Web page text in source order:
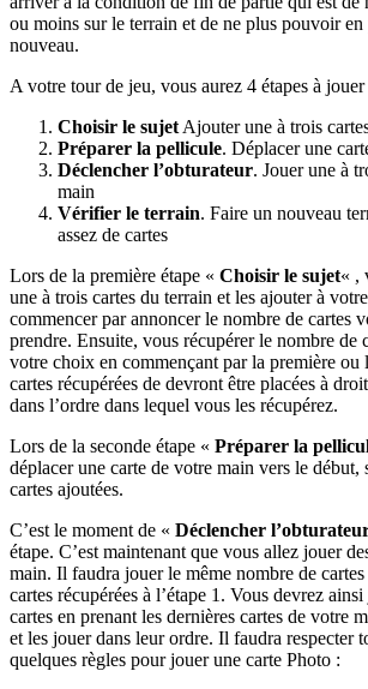
ou moins sur le terrain et de ne plus pouvoir en
nouveau.
A votre tour de jeu, vous aurez 4 étapes à jouer
Choisir le sujetAjouter une à trois
Préparer la pellicule. Déplacer une
Déclencher l’obturateur. Jouer une à
main
Vérifier le terrain. Faire un nouveau
assez de cartes
Lors de la première étape « Choisir le sujet« ,
une à trois cartes du terrain et les ajouter à
commencer par annoncer le nombre de cartes
prendre. Ensuite, vous récupérer le nombre de
votre choix en commençant par la première ou
cartes récupérées de devront être placées à
dans l’ordre dans lequel vous les récupérez.
Lors de la seconde étape « Préparer la
déplacer une carte de votre main vers le début,
cartes ajoutées.
C’est le moment de « Déclencher
étape. C’est maintenant que vous allez jouer
main. Il faudra jouer le même nombre de
cartes récupérées à l’étape 1. Vous devrez
cartes en prenant les dernières cartes de votre
et les jouer dans leur ordre. Il faudra respecter
quelques règles pour jouer une carte Photo :